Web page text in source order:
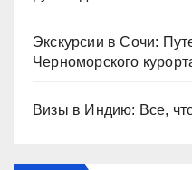
Экскурсии в Сочи:
Черноморского
Визы в Индию: Все,